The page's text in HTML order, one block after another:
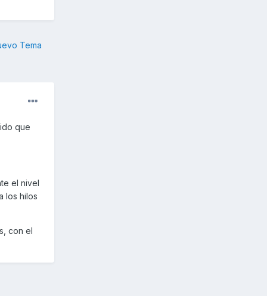
Tema
que
el nivel
los hilos
con el